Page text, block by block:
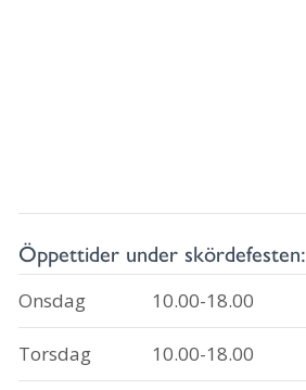
Öppettider under skördefesten:
Onsdag 10.00-18.00
Torsdag 10.00-18.00